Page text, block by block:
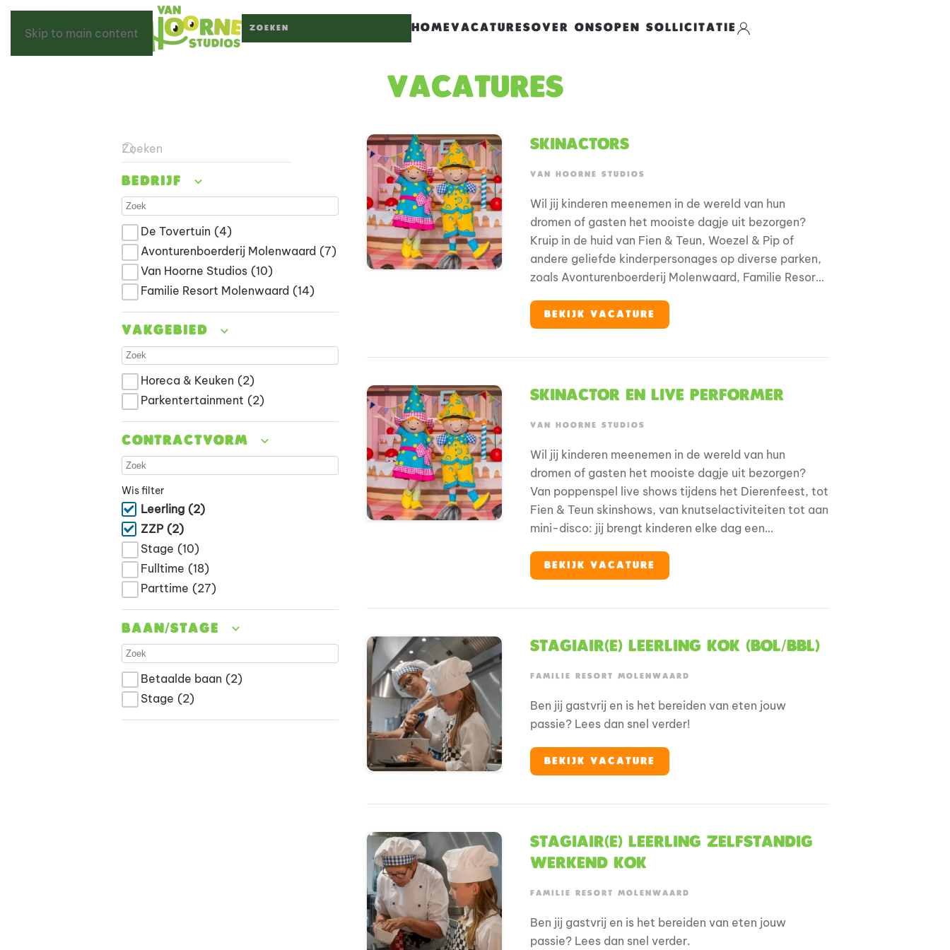
Skip to main content HOME VACATURESOVER ONSOPEN SOLLICITATIE
Vacatures
Bedrijf
De Tovertuin (4)
Avonturenboerderij Molenwaard (7)
Van Hoorne Studios (10)
Familie Resort Molenwaard (14)
Vakgebied
Horeca & Keuken (2)
Parkentertainment (2)
Contractvorm
Wis filter
Leerling (2)
ZZP (2)
Stage (10)
Fulltime (18)
Parttime (27)
Baan/stage
Betaalde baan (2)
Stage (2)
Skinactors
VAN HOORNE STUDIOS
Wil jij kinderen meenemen in de wereld van hun
dromen of gasten het mooiste dagje uit bezorgen?
Kruip in de huid van Fien & Teun, Woezel & Pip of
andere geliefde kinderpersonages op diverse parken,
zoals Avonturenboerderij Molenwaard, Familie Resort
Tovertuin, maar ook op andere (internationale)
locaties. Zit je vol ambitie? En ben je op zoek naar een
BEKIJK VACATURE
Skinactor en live performer
VAN HOORNE STUDIOS
Wil jij kinderen meenemen in de wereld van hun
dromen of gasten het mooiste dagje uit bezorgen?
Van poppenspel live shows tijdens het Dierenfeest, tot
Fien & Teun skinshows, van knutselactiviteiten tot aan
mini-disco: jij brengt kinderen elke dag een
creativiteit? En zoek je een plek waar je zowel kan
spelen, zingen als entertainment geven?
BEKIJK VACATURE
Stagiair(e) Leerling Kok (BOL/BBL)
FAMILIE RESORT MOLENWAARD
Ben jij gastvrij en is het bereiden van eten jouw
passie? Lees dan snel verder!
BEKIJK VACATURE
Stagiair(e) Leerling Zelfstandig
Werkend kok
FAMILIE RESORT MOLENWAARD
Ben jij gastvrij en is het bereiden van eten jouw
passie? Lees dan snel verder.